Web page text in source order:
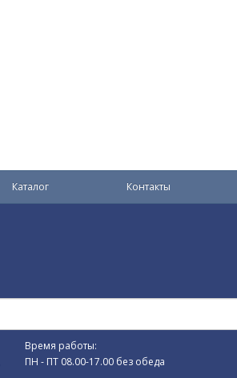
Каталог Контакты
Время работы:
ПН - ПТ 08.00-17.00 без обеда